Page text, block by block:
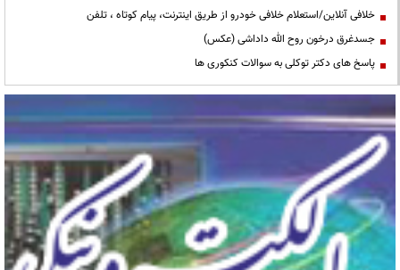
خلافی آنلاین/استعلام خلافی خودرو از طریق اینترنت، پیام کوتاه ، تلفن
جسدغرق درخون روح الله داداشی (عکس)
پاسخ های دکتر توکلی به سوالات کنکوری ها